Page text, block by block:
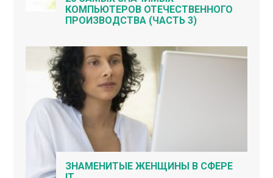
КОМПЬЮТЕРОВ ОТЕЧЕСТВЕННОГО
ПРОИЗВОДСТВА (ЧАСТЬ 3)
ЗНАМЕНИТЫЕ ЖЕНЩИНЫ В СФЕРЕ